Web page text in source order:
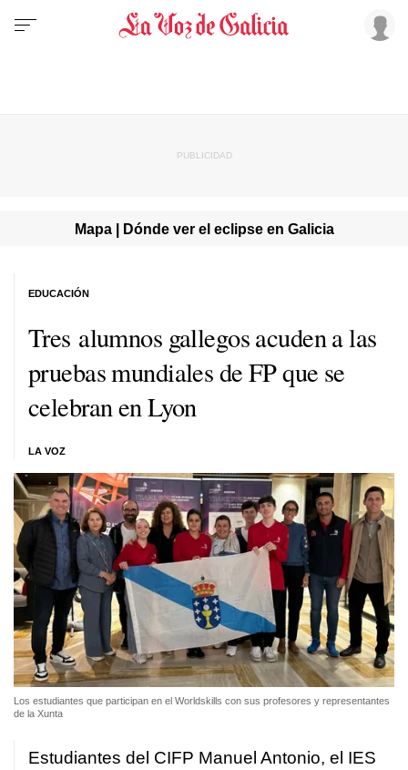
Mapa | Dónde ver el eclipse en Galicia
Tres alumnos gallegos acuden a las
pruebas mundiales de FP que se
celebran en Lyon
LA VOZ
EDUCACIÓN
Los estudiantes que participan en el Worldskills con sus profesores y representantes
de la Xunta
Estudiantes del CIFP Manuel Antonio, el IES